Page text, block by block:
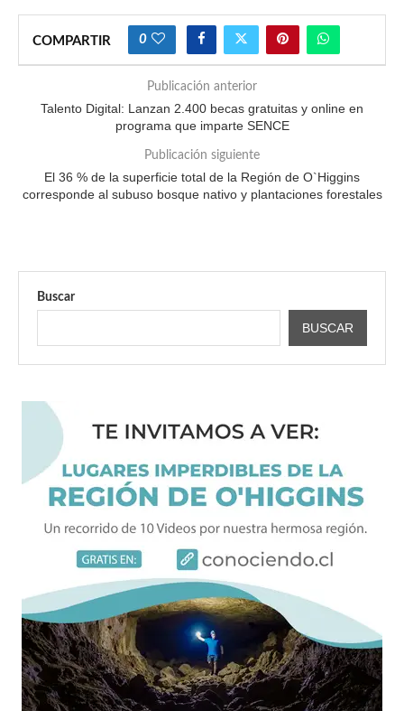
COMPARTIR 0
Publicación anterior
Talento Digital: Lanzan 2.400 becas gratuitas y online en
programa que imparte SENCE
Publicación siguiente
El 36 % de la superficie total de la Región de O`Higgins
corresponde al subuso bosque nativo y plantaciones forestales
Buscar
BUSCAR